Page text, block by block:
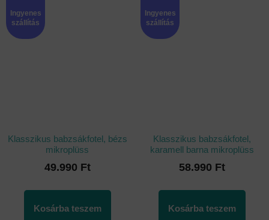
Ingyenes
szállítás
Klasszikus babzsákfotel, bézs
mikroplüss
49.990 Ft
Kosárba teszem
Ingyenes
szállítás
Klasszikus babzsákfotel,
karamell barna mikroplüss
58.990 Ft
Kosárba teszem